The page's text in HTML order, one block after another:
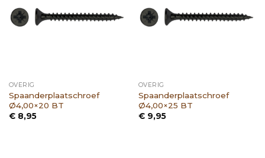
OVERIG
Spaanderplaatschroef
Ø4,00×20 BT
€8,95
OVERIG
Spaanderplaatschroef
Ø4,00×25 BT
€9,95